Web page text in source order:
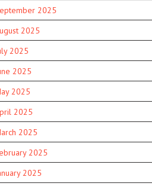
2025
2025
2025
2025
2025
2025
2025
2025
2025